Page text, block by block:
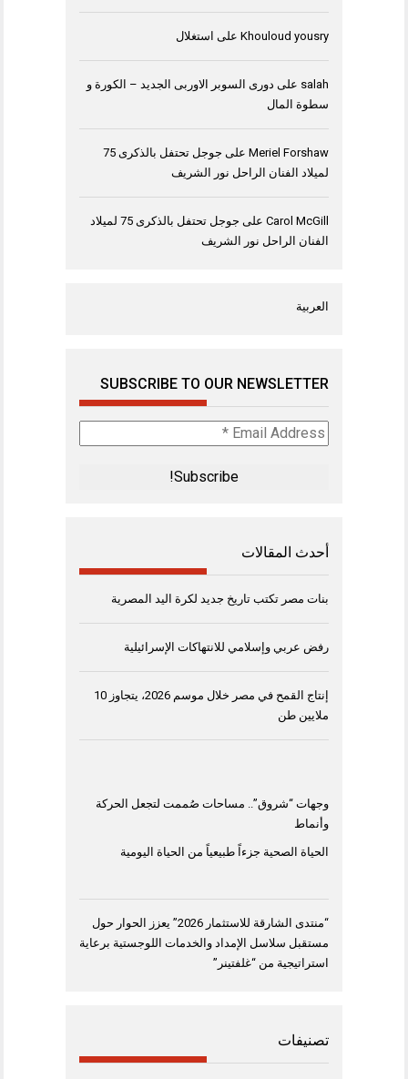
Khouloud yousry على استغلال
salah على دورى السوبر الاوربى الجديد – الكورة و
سطوة المال
Meriel Forshaw على
جوجل تحتفل بالذكرى 75
لميلاد الفنان الراحل نور الشريف
Carol McGill على
جوجل تحتفل بالذكرى 75 لميلاد
الفنان الراحل نور الشريف
العربية
SUBSCRIBE TO OUR NEWSLETTER
Email
Address
أحدث المقالات
بنات مصر تكتب تاريخ جديد لكرة اليد المصرية
رفض عربي وإسلامي للانتهاكات الإسرائيلية
إنتاج القمح في مصر خلال موسم 2026، يتجاوز 10
ملايين طن
وجهات “شروق”.. مساحات صُممت لتجعل الحركة
وأنماط
الحياة الصحية جزءاً طبيعياً من الحياة اليومية
“منتدى الشارقة للاستثمار 2026” يعزز الحوار حول
مستقبل سلاسل الإمداد والخدمات اللوجستية برعاية
استراتيجية من “غلفتينر”
تصنيفات